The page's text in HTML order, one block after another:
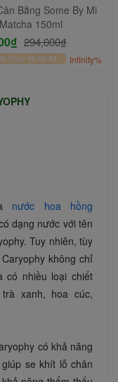
Bằng Some By Mi
150ml
294,000₫
Ngày 06:59:34 Infinity%
nước hoa hồng
dạng nước với tên
Tuy nhiên, tùy
không chỉ
có nhiều loại chiết
xanh, hoa cúc,
có khả năng
se khít lỗ chân